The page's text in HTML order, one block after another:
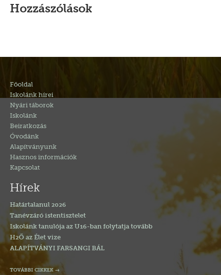
Hozzászólások
Főoldal
Iskolánk hírei
Nyári táborok
Iskolánk
Beiratkozás
Óvodánk
Alapítványunk
Hasznos információk
Kapcsolat
Hírek
Határtalanul 2026
Tanévzáró istentisztelet
Iskolánk tanulója az U16-ban folytatja tovább
H2Ő az Élet vize
ALAPÍTVÁNYI FARSANGI BÁL
TOVÁBBI CIKKEK